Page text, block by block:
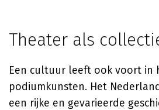
Theater als
Een cultuur leeft ook voort in
podiumkunsten. Het
een rijke en gevarieerde